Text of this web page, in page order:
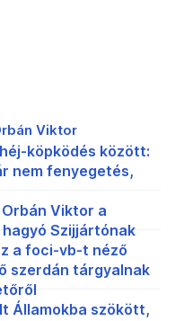
Viktor
köpködés között:
nem fenyegetés,
Viktor a
Szijjártónak
a foci-vb-t néző
szerdán tárgyalnak
Államokba szökött,